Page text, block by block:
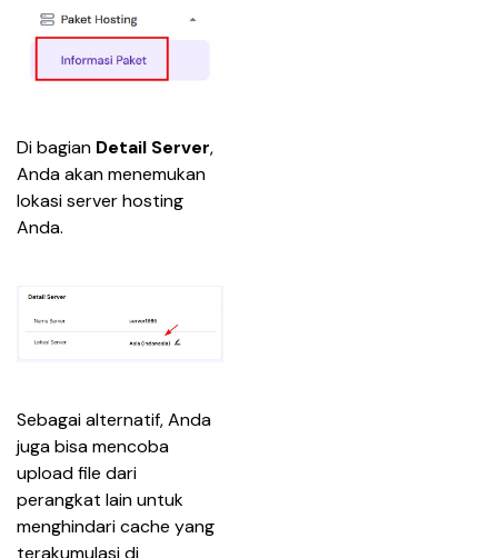
Di bagian Detail Server,
Anda akan menemukan
lokasi server hosting
Anda.
Sebagai alternatif, Anda
juga bisa mencoba
upload file dari
perangkat lain untuk
menghindari cache yang